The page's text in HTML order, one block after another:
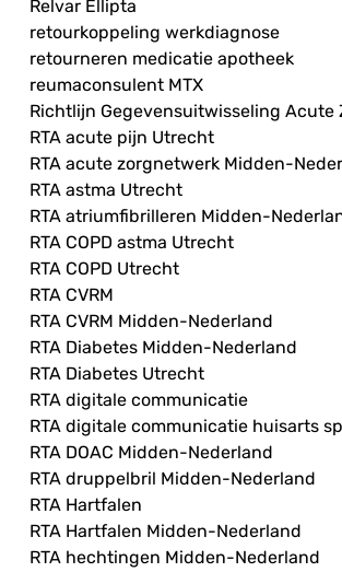
Relvar Ellipta
retourkoppeling werkdiagnose
retourneren medicatie apotheek
reumaconsulent MTX
Richtlijn Gegevensuitwisseling Acute
RTA acute pijn Utrecht
RTA acute zorgnetwerk Midden-
RTA astma Utrecht
RTA atriumfibrilleren Midden-
RTA COPD astma Utrecht
RTA COPD Utrecht
RTA CVRM
RTA CVRM Midden-Nederland
RTA Diabetes Midden-Nederland
RTA Diabetes Utrecht
RTA digitale communicatie
RTA digitale communicatie huisarts
RTA DOAC Midden-Nederland
RTA druppelbril Midden-Nederland
RTA Hartfalen
RTA Hartfalen Midden-Nederland
RTA hechtingen Midden-Nederland